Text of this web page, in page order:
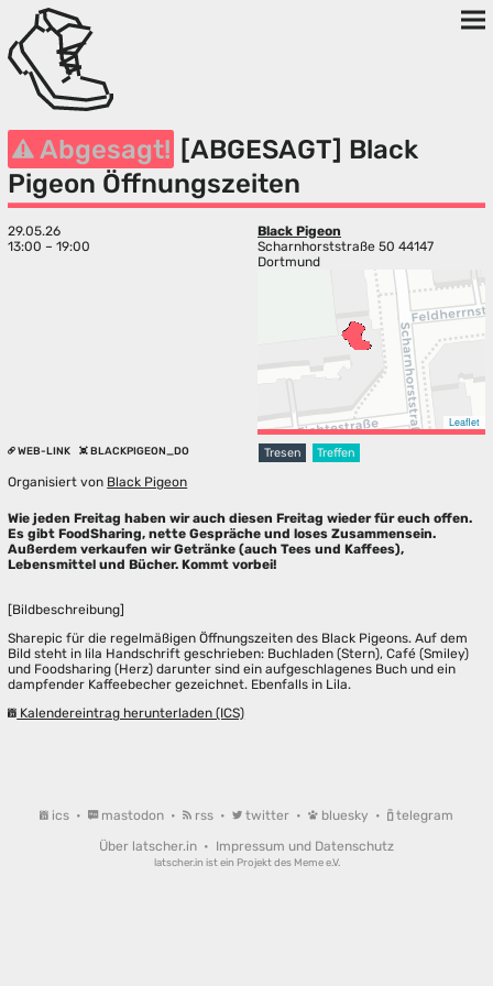
Abgesagt! [ABGESAGT] Black
Pigeon Öffnungszeiten
29.05.26
13:00 – 19:00
Black Pigeon
Scharnhorststraße 50 44147
Dortmund
Leaflet
WEB-LINK BLACKPIGEON_DO Tresen Treffen
Organisiert von Black Pigeon
Wie jeden Freitag haben wir auch diesen Freitag wieder für euch offen.
Es gibt FoodSharing, nette Gespräche und loses Zusammensein.
Außerdem verkaufen wir Getränke (auch Tees und Kaffees),
Lebensmittel und Bücher. Kommt vorbei!
[Bildbeschreibung]
Sharepic für die regelmäßigen Öffnungszeiten des Black Pigeons. Auf dem
Bild steht in lila Handschrift geschrieben: Buchladen (Stern), Café (Smiley)
und Foodsharing (Herz) darunter sind ein aufgeschlagenes Buch und ein
dampfender Kaffeebecher gezeichnet. Ebenfalls in Lila.
Kalendereintrag herunterladen (ICS)
ics • mastodon • rss • twitter • bluesky •
telegram
Über latscher.in • Impressum und Datenschutz
latscher.in ist ein Projekt des Meme e.V.